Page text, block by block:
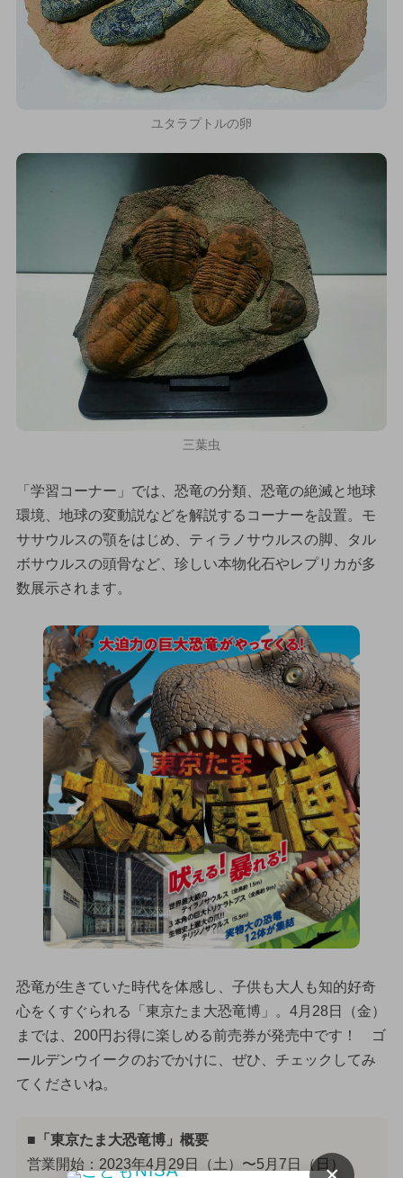
ユタラプトルの卵
三葉虫
「学習コーナー」では、恐竜の分類、恐竜の絶滅と地球
環境、地球の変動説などを解説するコーナーを設置。モ
ササウルスの顎をはじめ、ティラノサウルスの脚、タル
ボサウルスの頭骨など、珍しい本物化石やレプリカが多
数展示されます。
恐竜が生きていた時代を体感し、子供も大人も知的好奇
心をくすぐられる「東京たま大恐竜博」。4月28日（金）
までは、200円お得に楽しめる前売券が発売中です！ ゴ
ールデンウイークのおでかけに、ぜひ、チェックしてみ
てくださいね。
■「東京たま大恐竜博」概要
営業開始：2023年4月29日（土）〜5月7日（日）